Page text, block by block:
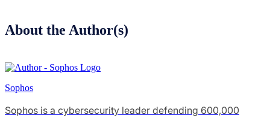
About the Author(s)
Sophos
Sophos is a cybersecurity leader defending 600,000